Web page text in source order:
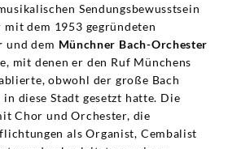
Sendungsbewusstsein
dem 1953 gegründeten
und dem Münchner Bach-Orchester
mit denen er den Ruf Münchens
obwohl der große Bach
diese Stadt gesetzt hatte. Die
Chor und Orchester, die
als Organist, Cembalist